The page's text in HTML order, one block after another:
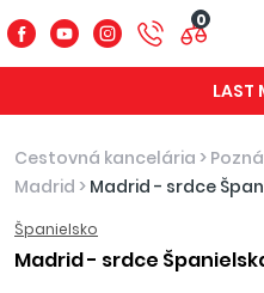
0
LAST
Cestovná kancelária >
Madrid > Madrid - srdce
Španielsko
Madrid - srdce